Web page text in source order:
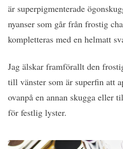
är superpigmenterade
nyanser som går från frostig
kompletteras med en helmatt
Jag älskar framförallt den
till vänster som är superfin att
ovanpå en annan skugga eller
för festlig lyster.